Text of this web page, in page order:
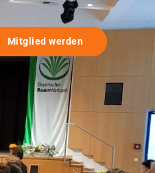
Mitglied werden